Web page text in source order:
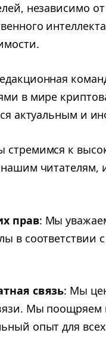
независимо
в мире
актуальным и
стремимся к
читателям,
прав: Мы
в соответствии
связь: Мы
Мы поощряем
опыт для